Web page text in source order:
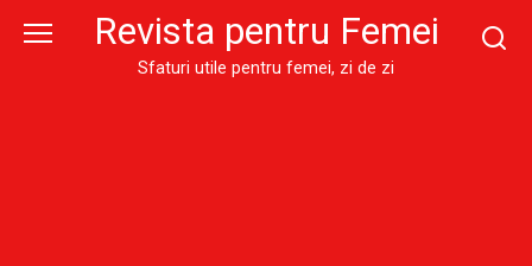
Revista pentru Femei
Sfaturi utile pentru femei, zi de zi